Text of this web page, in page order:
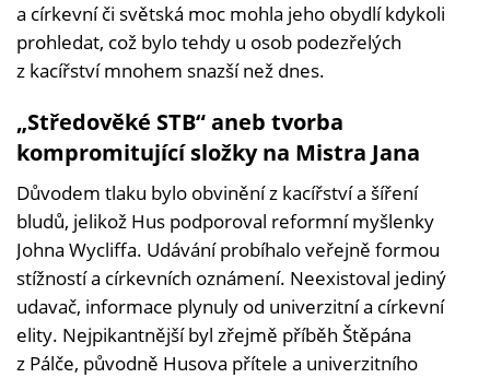
a církevní či světská moc mohla jeho obydlí kdykoli
prohledat, což bylo tehdy u osob podezřelých
z kacířství mnohem snazší než dnes.
„Středověké STB“ aneb tvorba
kompromitující složky na Mistra Jana
Důvodem tlaku bylo obvinění z kacířství a šíření
bludů, jelikož Hus podporoval reformní myšlenky
Johna Wycliffa. Udávání probíhalo veřejně formou
stížností a církevních oznámení. Neexistoval jediný
udavač, informace plynuly od univerzitní a církevní
elity. Nejpikantnější byl zřejmě příběh Štěpána
z Pálče, původně Husova přítele a univerzitního